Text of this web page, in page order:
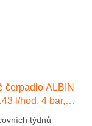
čerpadlo ALBIN
l/hod, 4 bar,
kaučuk NR
týdnů